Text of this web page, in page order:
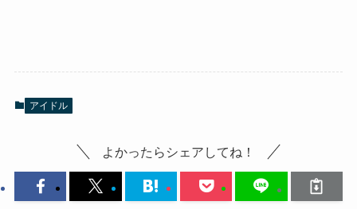
アイドル
よかったらシェアしてね！